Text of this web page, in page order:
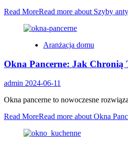
Read MoreRead more about Szyby
Aranżacja domu
Okna Pancerne: Jak Chronią
admin 2024-06-11
Okna pancerne to nowoczesne
Read MoreRead more about Okna